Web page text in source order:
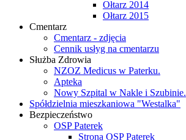
Ołtarz 2014
Ołtarz 2015
Cmentarz
Cmentarz - zdjęcia
Cennik usłyg na cmentarzu
Służba Zdrowia
NZOZ Medicus w Paterku.
Apteka
Nowy Szpital w Nakle i Szubinie.
Spółdzielnia mieszkaniowa "Westalka"
Bezpieczeństwo
OSP Paterek
Strona OSP Paterek